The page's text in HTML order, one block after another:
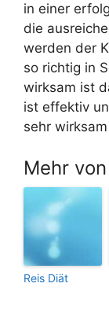
in einer
die
werden der
so richtig in
wirksam ist
ist effektiv
sehr
Mehr
Reis Diät